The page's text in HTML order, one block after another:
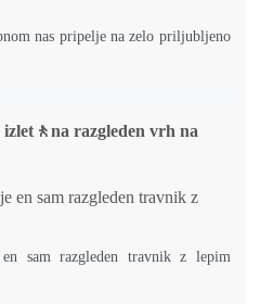
nas pripelje na zelo priljubljeno
razgleden vrh na
sam razgleden travnik z lepim